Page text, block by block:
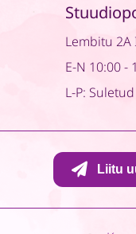
Lembitu 2A
E-N 10:00 -
L-P: Suletud
Liitu